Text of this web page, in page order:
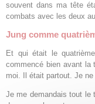
souvent dans ma tête
combats avec les deux
Jung comme
Et qui était le
commencé bien avant la
moi. Il était partout. Je ne
Je me demandais tout le